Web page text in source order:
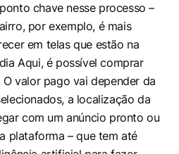
chave nesse processo –
por exemplo, é mais
em telas que estão na
Aqui, é possível comprar
valor pago vai depender da
a localização da
com um anúncio pronto ou
plataforma – que tem até